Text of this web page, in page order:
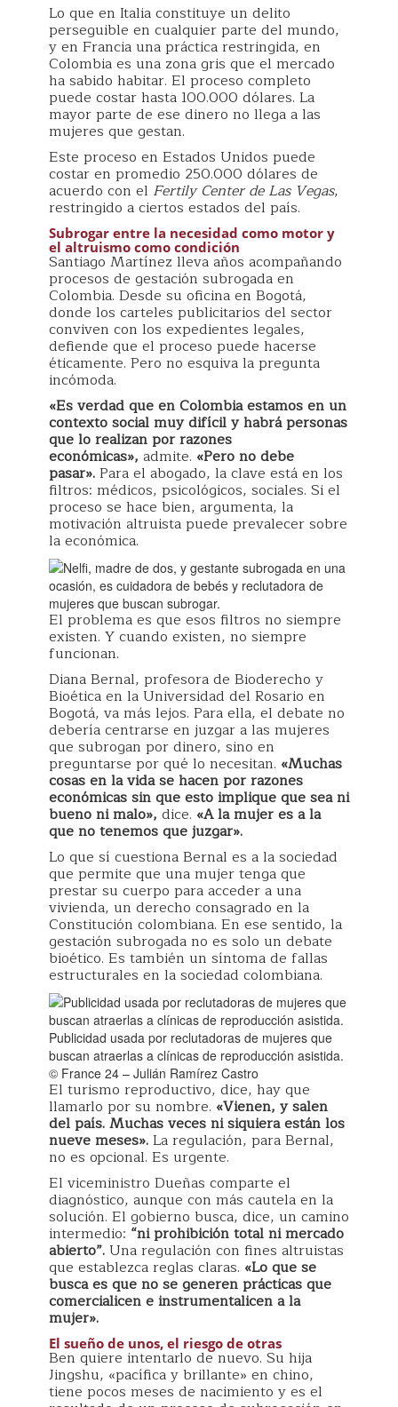
Lo que en Italia constituye un delito
perseguible en cualquier parte del mundo,
y en Francia una práctica restringida, en
Colombia es una zona gris que el mercado
ha sabido habitar. El proceso completo
puede costar hasta 100.000 dólares. La
mayor parte de ese dinero no llega a las
mujeres que gestan.
Este proceso en Estados Unidos puede
costar en promedio 250.000 dólares de
acuerdo con el Fertily Center de Las Vegas,
restringido a ciertos estados del país.
Subrogar entre la necesidad como motor y
el altruismo como condición
Santiago Martínez lleva años acompañando
procesos de gestación subrogada en
Colombia. Desde su oficina en Bogotá,
donde los carteles publicitarios del sector
conviven con los expedientes legales,
defiende que el proceso puede hacerse
éticamente. Pero no esquiva la pregunta
incómoda.
«Es verdad que en Colombia estamos en un
contexto social muy difícil y habrá personas
que lo realizan por razones
económicas», admite. «Pero no debe
pasar».Para el abogado, la clave está en los
filtros: médicos, psicológicos, sociales. Si el
proceso se hace bien, argumenta, la
motivación altruista puede prevalecer sobre
la económica.
El problema es que esos filtros no siempre
existen. Y cuando existen, no siempre
funcionan.
Diana Bernal, profesora de Bioderecho y
Bioética en la Universidad del Rosario en
Bogotá, va más lejos. Para ella, el debate no
debería centrarse en juzgar a las mujeres
que subrogan por dinero, sino en
preguntarse por qué lo necesitan. «Muchas
cosas en la vida se hacen por razones
económicas sin que esto implique que sea ni
bueno ni malo», dice. «A la mujer es a la
que no tenemos que juzgar».
Lo que sí cuestiona Bernal es a la sociedad
que permite que una mujer tenga que
prestar su cuerpo para acceder a una
vivienda, un derecho consagrado en la
Constitución colombiana. En ese sentido, la
gestación subrogada no es solo un debate
bioético. Es también un síntoma de fallas
estructurales en la sociedad colombiana.
Publicidad usada por reclutadoras de mujeres que
buscan atraerlas a clínicas de reproducción asistida.
© France 24 – Julián Ramírez Castro
El turismo reproductivo, dice, hay que
llamarlo por su nombre. «Vienen, y salen
del país. Muchas veces ni siquiera están los
nueve meses».La regulación, para Bernal,
no es opcional. Es urgente.
El viceministro Dueñas comparte el
diagnóstico, aunque con más cautela en la
solución. El gobierno busca, dice, un camino
intermedio: “ni prohibición total ni mercado
abierto”.Una regulación con fines altruistas
que establezca reglas claras. «Lo que se
busca es que no se generen prácticas que
comercialicen e instrumentalicen a la
mujer».
El sueño de unos, el riesgo de otras
Ben quiere intentarlo de nuevo. Su hija
Jingshu, «pacífica y brillante» en chino,
tiene pocos meses de nacimiento y es el